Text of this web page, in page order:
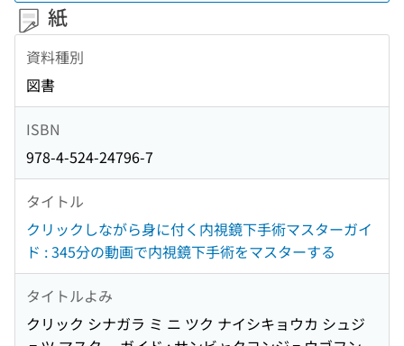
紙
資料種別
図書
ISBN
978-4-524-24796-7
タイトル
クリックしながら身に付く内視鏡下手術マスターガイ
ド : 345分の動画で内視鏡下手術をマスターする
タイトルよみ
クリック シナガラ ミ ニ ツク ナイシキョウカ シュジ